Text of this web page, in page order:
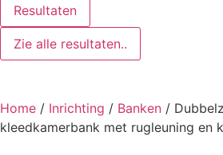
Resultaten
Zie alle resultaten..
Home / Inrichting / Banken /
kleedkamerbank met rugleuning en